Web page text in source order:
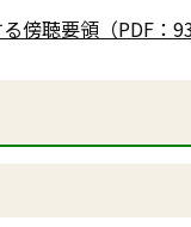
傍聴要領（PDF：